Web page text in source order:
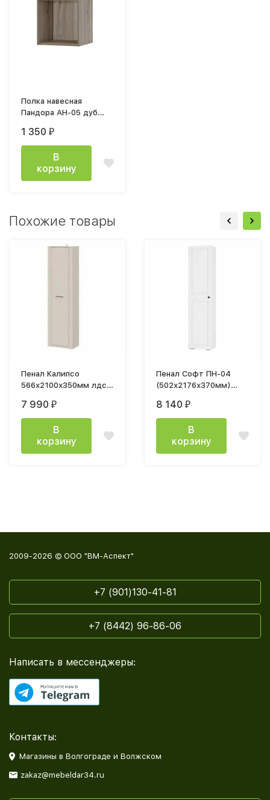
Полка навесная
Пандора АН-05 дуб
1 350 ₽
В
корзину
Похожие товары
Пенал Калипсо
566х2100х350мм лдсп
7 990 ₽
В
корзину
Пенал Софт ПН-04
(502х2176х370мм)
F26
8 140 ₽
В
корзину
2009-2026 © ООО "ВМ-Аспект"
+7 (901)130-41-81
+7 (8442) 96-86-06
Написать в мессенджеры:
Контакты:
Магазины в Волгограде и Волжском
zakaz@mebeldar34.ru